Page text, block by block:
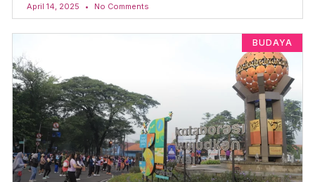
April 14, 2025 No Comments
BUDAYA